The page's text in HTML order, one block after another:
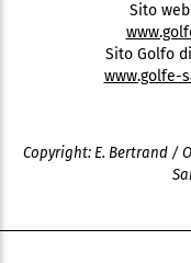
Sito
Sito Golfo
www.golfe-
Copyright: E. Bertrand /